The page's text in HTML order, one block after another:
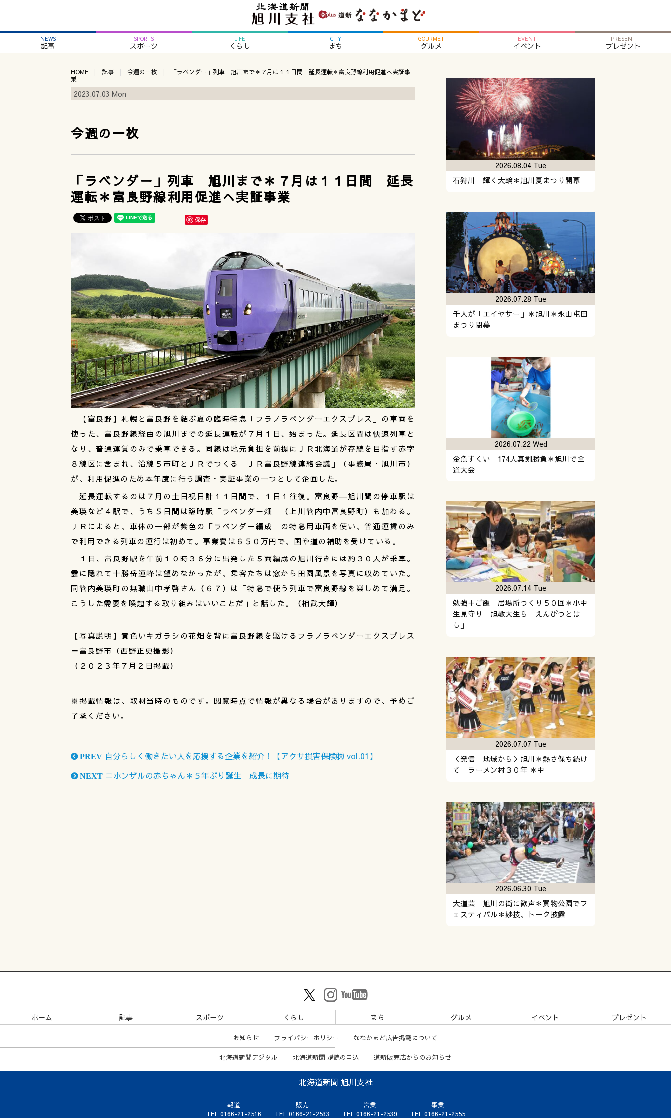
NEWS
記事
SPORTS
スポーツ
LIFE
くらし
CITY
まち
GOURMET
グルメ
EVENT
イベント
PRESENT
プレゼント
HOME 記事 今週の一枚
「ラベンダー」列車 旭川まで＊７月は１１日間 延長運転＊富良野線利用促進へ実証事
業
2023.07.03 Mon
今週の一枚
「ラベンダー」列車 旭川まで＊７月は１１日間 延長
運転＊富良野線利用促進へ実証事業
保存
【富良野】札幌と富良野を結ぶ夏の臨時特急「フラノラベンダーエクスプレス」の車両を
使った、富良野線経由の旭川までの延長運転が７月１日、始まった。延長区間は快速列車と
なり、普通運賃のみで乗車できる。同線は地元負担を前提にＪＲ北海道が存続を目指す赤字
８線区に含まれ、沿線５市町とＪＲでつくる「ＪＲ富良野線連絡会議」（事務局・旭川市）
が、利用促進のため本年度に行う調査・実証事業の一つとして企画した。
延長運転するのは７月の土日祝日計１１日間で、１日１往復。富良野―旭川間の停車駅は
美瑛など４駅で、うち５日間は臨時駅「ラベンダー畑」（上川管内中富良野町）も加わる。
ＪＲによると、車体の一部が紫色の「ラベンダー編成」の特急用車両を使い、普通運賃のみ
で利用できる列車の運行は初めて。事業費は６５０万円で、国や道の補助を受けている。
１日、富良野駅を午前１０時３６分に出発した５両編成の旭川行きには約３０人が乗車。
雲に隠れて十勝岳連峰は望めなかったが、乗客たちは窓から田園風景を写真に収めていた。
同管内美瑛町の無職山中孝啓さん（６７）は「特急で使う列車で富良野線を楽しめて満足。
こうした需要を喚起する取り組みはいいことだ」と話した。（相武大輝）
【写真説明】黄色いキガラシの花畑を背に富良野線を駆けるフラノラベンダーエクスプレス
＝富良野市（西野正史撮影）
（２０２３年７月２日掲載）
※掲載情報は、取材当時のものです。閲覧時点で情報が異なる場合がありますので、予めご
了承ください。
PREV 自分らしく働きたい人を応援する企業を紹介！【アクサ損害保険㈱ vol.01】
NEXT ニホンザルの赤ちゃん＊５年ぶり誕生 成長に期待
石狩川 輝く大輪＊旭川夏まつり開幕
2026.08.04 Tue
千人が「エイヤサー」＊旭川＊永山屯田
まつり閉幕
2026.07.28 Tue
金魚すくい 174人真剣勝負＊旭川で全
道大会
2026.07.22 Wed
勉強＋ご飯 居場所つくり５０回＊小中
生見守り 旭教大生ら「えんぴつとは
し」
2026.07.14 Tue
＜発信 地域から＞旭川＊熱さ保ち続け
て ラーメン村３０年 ＊中
2026.07.07 Tue
大道芸 旭川の街に歓声＊買物公園でフ
ェスティバル＊妙技、トーク披露
2026.06.30 Tue
ホーム 記事 スポーツ くらし まち グルメ イベント プレゼント
お知らせ プライバシーポリシー ななかまど広告掲載について
北海道新聞デジタル 北海道新聞 購読の申込 道新販売店からのお知らせ
北海道新聞 旭川支社
報道
TEL 0166-21-2516
販売
TEL 0166-21-2533
営業
TEL 0166-21-2539
事業
TEL 0166-21-2555